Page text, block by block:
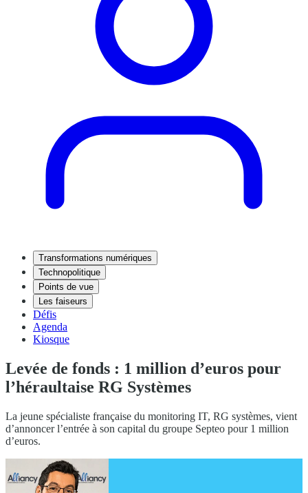
Transformations numériques
Technopolitique
Points de vue
Les faiseurs
Défis
Agenda
Kiosque
Levée de fonds : 1 million d’euros pour
l’héraultaise RG Systèmes
La jeune spécialiste française du monitoring IT, RG systèmes, vient
d’annoncer l’entrée à son capital du groupe Septeo pour 1 million
d’euros.